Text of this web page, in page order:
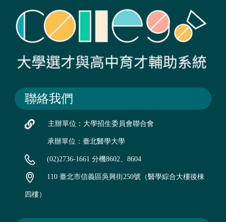
聯絡我們
主辦單位：大學招生委員會聯合會
承辦單位：臺北醫學大學
(02)2736-1661 分機8602、8604
110 臺北市信義區吳興街250號（醫學綜合大樓後棟
四樓）